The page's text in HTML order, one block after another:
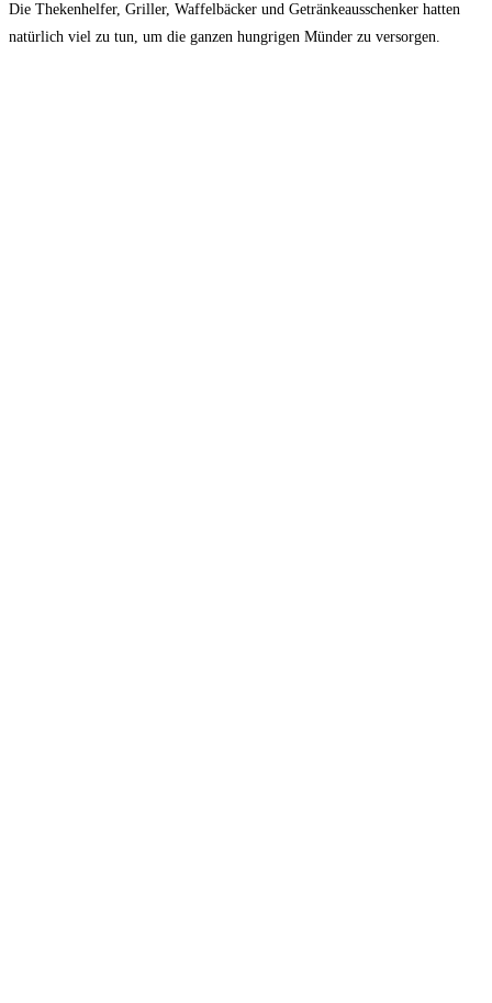
Die Thekenhelfer, Griller, Waffelbäcker und Getränkeausschenker hatten
natürlich viel zu tun, um die ganzen hungrigen Münder zu versorgen.